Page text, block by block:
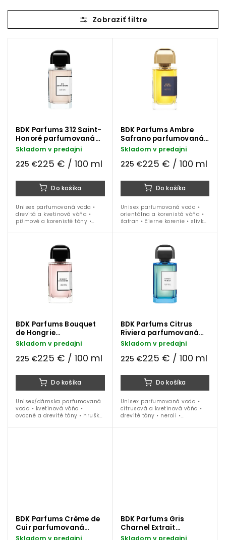
Najlacnejšie
Najdrahšie
BDK Parfums 312 Saint-
Honoré parfumovaná
voda 100 ml
Skladom v predajni
225 €225 € / 100 ml
Do košíka
Unisex parfumovaná voda •
drevitá a kvetinová vôňa •
pižmové a korenisté tóny •
tonka • kosatec • oud • ideálna
BDK Parfums Ambre
Safrano parfumovaná
voda 100 ml
Skladom v predajni
225 €225 € / 100 ml
Do košíka
Unisex parfumovaná voda •
orientálna a korenistá vôňa •
šafran • čierne korenie • slivka
drevo • ideálna na obdobie
BDK Parfums Bouquet
de Hongrie
parfumovaná voda 100
Skladom v predajni
225 €225 € / 100 ml
Do košíka
Unisex/dámska parfumovaná
voda • kvetinová vôňa •
ovocné a drevité tóny • hruška
• pižmo • céder • ideálna na
BDK Parfums Citrus
Riviera parfumovaná
voda 100 ml
Skladom v predajni
225 €225 € / 100 ml
Do košíka
Unisex parfumovaná voda •
citrusová a kvetinová vôňa •
drevité tóny • neroli •
eukalyptus • jazmín • pižmo •
BDK Parfums Crème de
Cuir parfumovaná
voda 100 ml
Skladom v predajni
BDK Parfums Gris
Charnel Extrait
parfumový extrakt 100
Skladom v predajni